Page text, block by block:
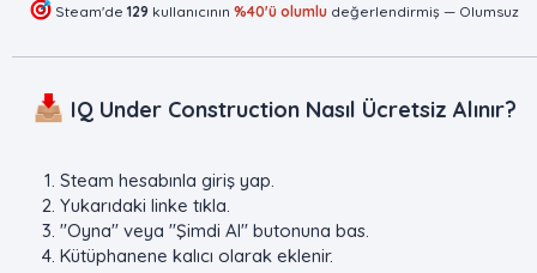
Steam'de 129 kullanıcının %40'ü olumludeğerlendirmiş — Olumsuz
IQ Under Construction Nasıl Ücretsiz Alınır?
Steam hesabınla giriş yap.
Yukarıdaki linke tıkla.
"Oyna" veya "Şimdi Al" butonuna bas.
Kütüphanene kalıcı olarak eklenir.